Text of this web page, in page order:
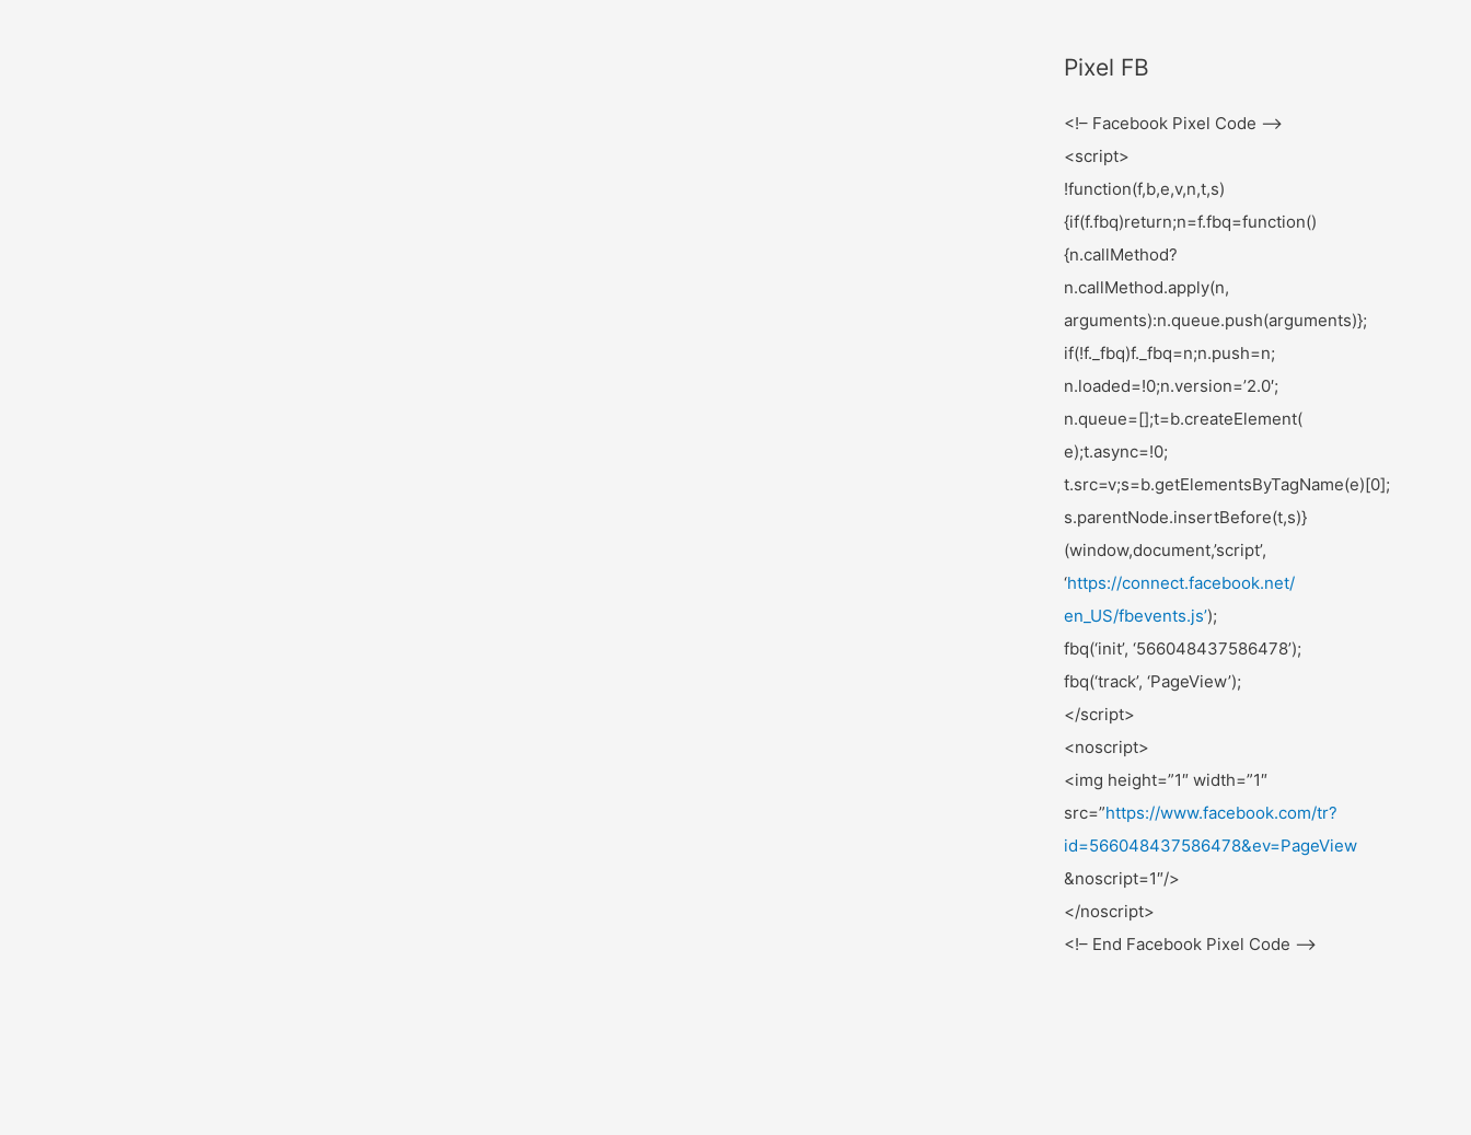
Pixel FB
<!– Facebook Pixel Code –>
<script>
!function(f,b,e,v,n,t,s)
{if(f.fbq)return;n=f.fbq=function()
{n.callMethod?
n.callMethod.apply(n,
arguments):n.queue.push(arguments)};
if(!f._fbq)f._fbq=n;n.push=n;
n.loaded=!0;n.version=’2.0′;
n.queue=[];t=b.createElement(
e);t.async=!0;
t.src=v;s=b.getElementsByTagName(e)[0];
s.parentNode.insertBefore(t,s)}
(window,document,’script’,
‘https://connect.facebook.net/
en_US/fbevents.js’);
fbq(‘init’, ‘566048437586478’);
fbq(‘track’, ‘PageView’);
</script>
<noscript>
<img height=”1″ width=”1″
src=”https://www.facebook.com/tr?
id=566048437586478&ev=PageView
&noscript=1″/>
</noscript>
<!– End Facebook Pixel Code –>